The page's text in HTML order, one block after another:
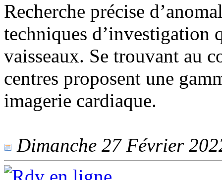
Recherche précise
techniques d’investigation
vaisseaux. Se trouvant au
centres proposent une
imagerie cardiaque.
Dimanche 27 Février